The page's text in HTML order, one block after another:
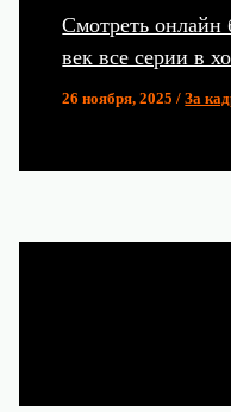
Смотреть онлайн
век все серии в
26 ноября, 2025/За